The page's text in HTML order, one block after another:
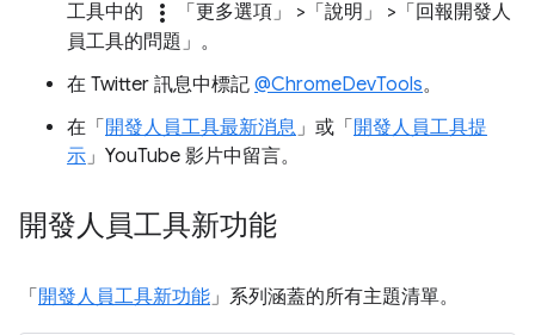
工具中的
more_vert 「更多選項」 >「說明」
>「回報開發人
員工具的問題」 。
在 Twitter 訊息中標記 @ChromeDevTools。
在「 開發人員工具最新消息」或「 開發人員工具提
示」YouTube 影片中留言。
開發人員工具新功能
「 開發人員工具新功能」系列涵蓋的所有主題清單。